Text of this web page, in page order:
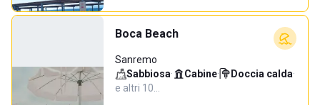
Boca Beach
Sanremo
Sabbiosa· Cabine· Doccia calda·
e altri 10…